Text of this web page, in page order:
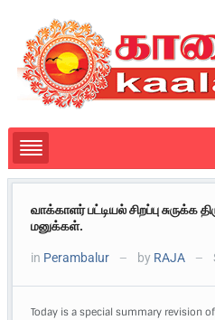
வாக்காளர் பட்டியல் சிறப்பு சுருக்க
மனுக்கள்.
in Perambalur — by RAJA —
Today is a special summary revision